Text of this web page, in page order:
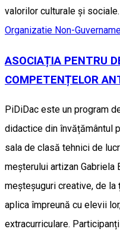
valorilor culturale și
Organizatie Non-
ASOCIAȚIA PENTRU
COMPETENȚELOR
PiDiDac este un program
didactice din învățământul
sala de clasă tehnici de
meșterului artizan Gabriela
meșteșuguri creative, de
aplica împreună cu elevii
extracurriculare.